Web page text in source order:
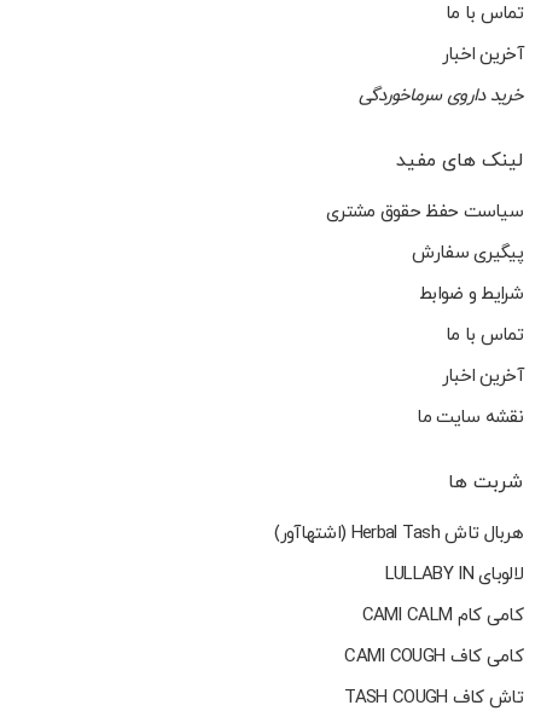
تماس با ما
آخرین اخبار
خرید داروی سرماخوردگی
لینک های مفید
سیاست حفظ حقوق مشتری
پیگیری سفارش
شرایط و ضوابط
تماس با ما
آخرین اخبار
نقشه سایت ما
شربت ها
هربال تاش Herbal Tash (اشتهاآور)
لالوبای LULLABY IN
کامی کام CAMI CALM
کامی کاف CAMI COUGH
تاش کاف TASH COUGH